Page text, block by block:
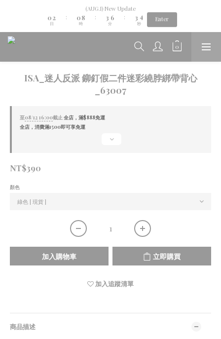
Aug.06th-Aug.12th new collection...🌺
(AUG.I) New Update
0 2
1
日
:
08
7
3
1
時
:
4
3
2
7
6
5
1
分
:
4
3
2
0
3
2
0
秒
Enter
Aug.06th-Aug.12th new collection...🌺
ISA_迷人反派 鉚釘假二件迷彩繞脖綁帶背心
_63007
至08/12 16:00截止 全店，滿$888免運
全店，消費滿1500即可享免運
NT$390
顏色
加入購物車 立即購買
加入追蹤清單
商品描述